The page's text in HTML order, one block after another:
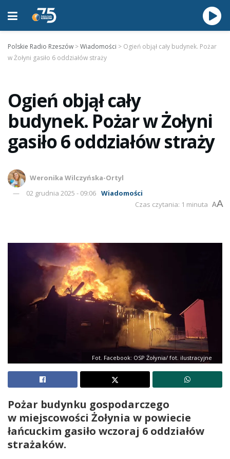
Polskie Radio Rzeszów >Wiadomości > Ogień objął cały budynek. Pożar
w Żołyni gasiło 6 oddziałów straży
Ogień objął cały
budynek. Pożar w Żołyni
gasiło 6 oddziałów straży
Weronika Wilczyńska-Ortyl
02 grudnia 2025 - 09:06 Wiadomości
Czas czytania: 1 minuta AA
Fot. Facebook: OSP Żołynia/ fot. ilustracyjne
Pożar budynku gospodarczego
w miejscowości Żołynia w powiecie
łańcuckim gasiło wczoraj 6 oddziałów
strażaków.